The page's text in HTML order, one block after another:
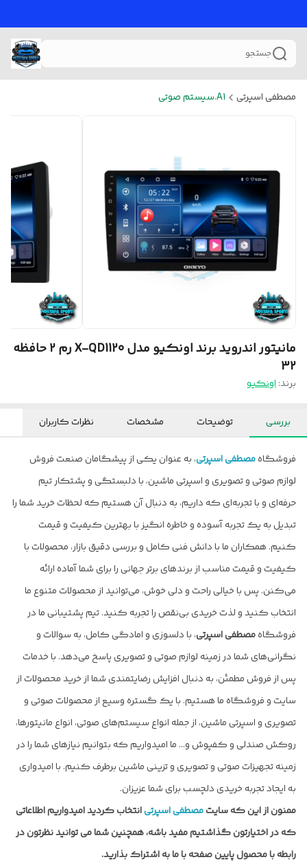
جستجو
مصطفی اسپرتی A1.سیستم صوتی
مانیتور اندروید برند اونکیو مدل X-QD1120 رم 2 حافظه
32
برند:اونکیو
بررسی توضیحات مشخصات نظرات کاربران
فروشگاهمصطفی اسپرتی، به عنوان یکی از پیشگامان صنعت فروش
لوازم صوتی و تصویری و اسپرتی ماشین، با دلبستگی و پشتکار تیم
حرفه‌ای و با تجربه‌ای که داریم، به دنبال آن هستیم که لحظات خرید شما را
تبدیل به یک تجربه آسوده و خاطره انگیز با بهترین کیفیت و قیمت
کنیم. همکاران ما با دانش فنی کامل و بررسی دقیق بازار، محصولات با
کیفیت و قیمت مناسب از برندهای برتر جهانی را برای شما آماده ارائه
می‌کنن. پس با خیالی راحت و دلی خوش، می‌توانید از محصولات متنوع ما
انتخاب کنید و لذت خریدی بی‌نقص را تجربه کنید. تیم پشتیبانی ما در
فروشگاهمصطفی اسپرتی، با دلسوزی و امادگی کامل، به سوالات و
نگرانی‌های شما در زمینه لوازم صوتی و تصویری پاسخ می‌دهد. با خدمات
پس از فروش مطمئن، به دنبال افزایش رضایتمندی شما از خرید محصولات از
سایت و فروشگاه ما هستیم. با یک گستره وسیع از محصولات صوتی و
تصویری و اسپرتی ماشین، از جمله انواع سیستم‌های صوتی، انواع مانیتورها،
روکش صندلی و کفپوش و… ما امیدواریم که بتوانیم نیازهای شما را در
زمینه تجهیزات صوتی و تصویری و تزینی ماشین برطرف کنیم. با امیدواری
به ایجاد تجربه خریدی دلچسب برای شما عزیزان.
ممنون از این که سایتمصطفی اسپرتیانتخاب کردید امیدواریم اطلاعاتی
که در اختیارتون گذاشتیم مفید باشه، همچنین شما می توانید نظرتون در
رابطه با محصول پایین صفحه با ما به اشتراک بذارید.